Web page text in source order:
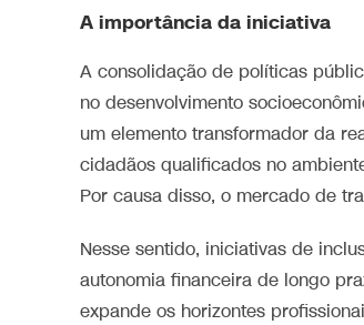
A importância da iniciativa
A consolidação de políticas
no desenvolvimento
um elemento transformador da
cidadãos qualificados no
Por causa disso, o mercado de
Nesse sentido, iniciativas de
autonomia financeira de longo
expande os horizontes